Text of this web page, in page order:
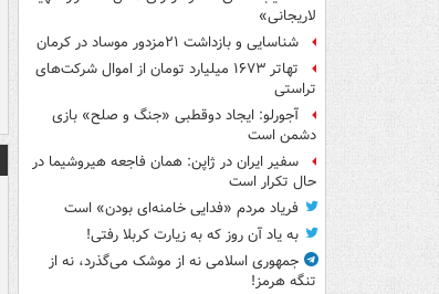
لاریجانی»
شناسایی و بازداشت ۲۱مزدور موساد در کرمان
تهاتر ۱۶۷۳ میلیارد تومان از اموال شرکت‌های
تراستی
آجورلو: ایجاد دوقطبی «جنگ و صلح‌» بازی
دشمن است
سفیر ایران در ژاپن: همان فاجعه هیروشیما در
حال تکرار است
فریاد مردم «فدایی خامنه‌ای بودن» است
به یاد آن روز که به زیارت کربلا رفتی!
جمهوری اسلامی نه از موشک می‌گذرد، نه از
تنگه هرمز!